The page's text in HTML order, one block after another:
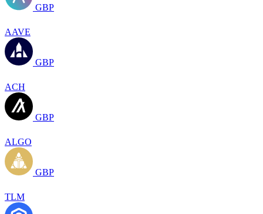
GBP
AAVE
GBP
ACH
GBP
ALGO
GBP
TLM